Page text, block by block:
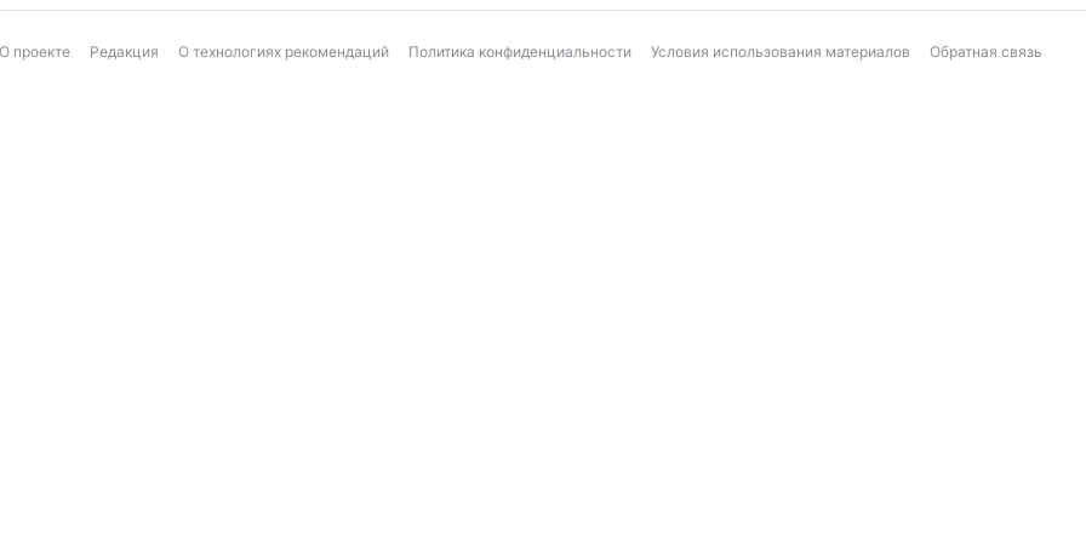
О проекте Редакция О технологиях рекомендаций Политика конфиденциальности Условия использования материалов Обратная связь